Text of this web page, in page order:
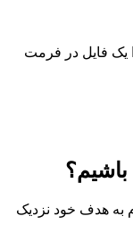
یک فایل در فرمت
به هدف خود نزدیک